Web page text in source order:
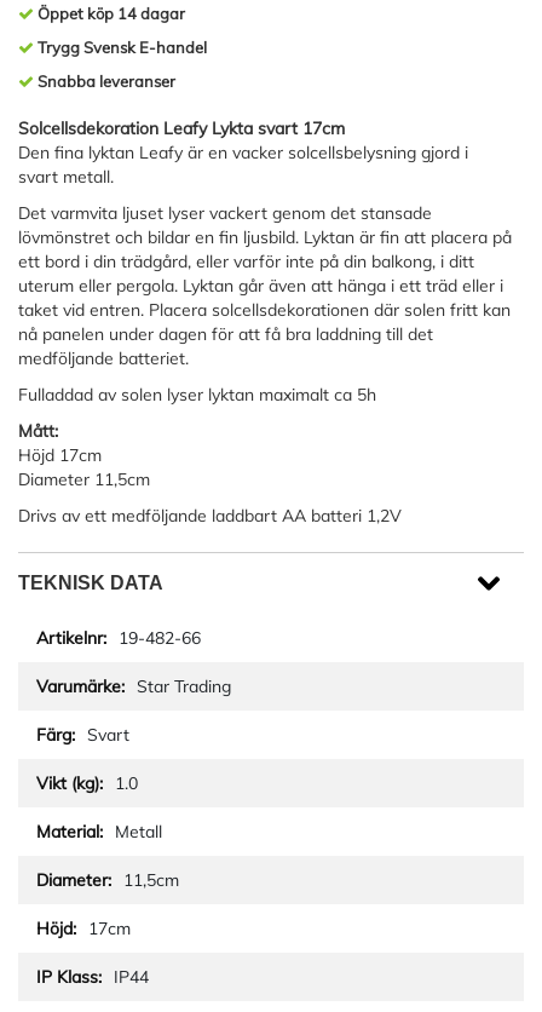
Öppet köp 14 dagar
Trygg Svensk E-handel
Snabba leveranser
Solcellsdekoration Leafy Lykta svart 17cm
Den fina lyktan Leafy är en vacker solcellsbelysning gjord i
svart metall.
Det varmvita ljuset lyser vackert genom det stansade
lövmönstret och bildar en fin ljusbild. Lyktan är fin att placera på
ett bord i din trädgård, eller varför inte på din balkong, i ditt
uterum eller pergola. Lyktan går även att hänga i ett träd eller i
taket vid entren. Placera solcellsdekorationen där solen fritt kan
nå panelen under dagen för att få bra laddning till det
medföljande batteriet.
Fulladdad av solen lyser lyktan maximalt ca 5h
Mått:
Höjd 17cm
Diameter 11,5cm
Drivs av ett medföljande laddbart AA batteri 1,2V
TEKNISK DATA
19-482-66
Star Trading
Svart
1.0
Metall
11,5cm
17cm
IP44